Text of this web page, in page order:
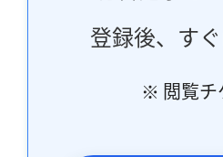
登録後、す
※ 閲覧チ